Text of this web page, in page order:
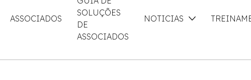
ASSOCIADOS
SOLUÇÕES
DE
ASSOCIADOS
NOTICIAS